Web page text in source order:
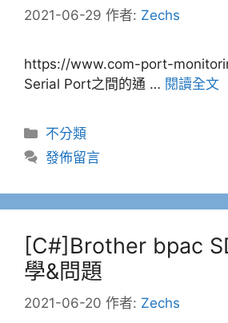
2021-06-29 作者: Zechs
https://www.com-port-
Serial Port之間的通 … 閱讀全文
分
類
不分類
發佈留言
[C#]Brother bpac
學&問題
2021-06-20 作者: Zechs